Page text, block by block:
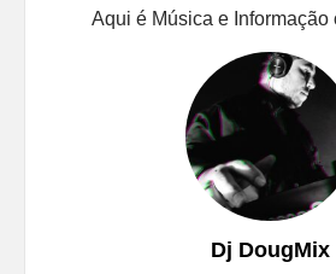
Aqui é Música e Informação
Dj DougMix